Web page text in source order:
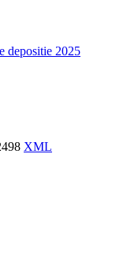
depositie 2025
XML